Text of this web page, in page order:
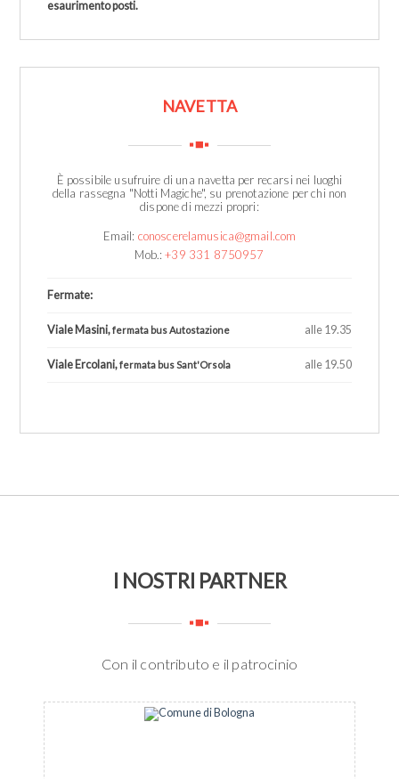
esaurimento posti.
NAVETTA
È possibile usufruire di una navetta per recarsi nei luoghi
della rassegna "Notti Magiche", su prenotazione per chi non
dispone di mezzi propri:
Email: conoscerelamusica@gmail.com
Mob.:+39 331 8750957
Fermate:
Viale Masini,fermata bus Autostazione alle 19.35
Viale Ercolani,fermata bus Sant'Orsola alle 19.50
I NOSTRI PARTNER
Con il contributo e il patrocinio